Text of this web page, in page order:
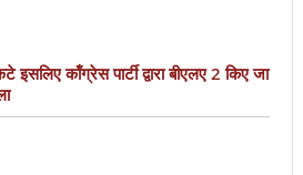
काँग्रेस पार्टी द्वारा बीएलए 2 किए जा